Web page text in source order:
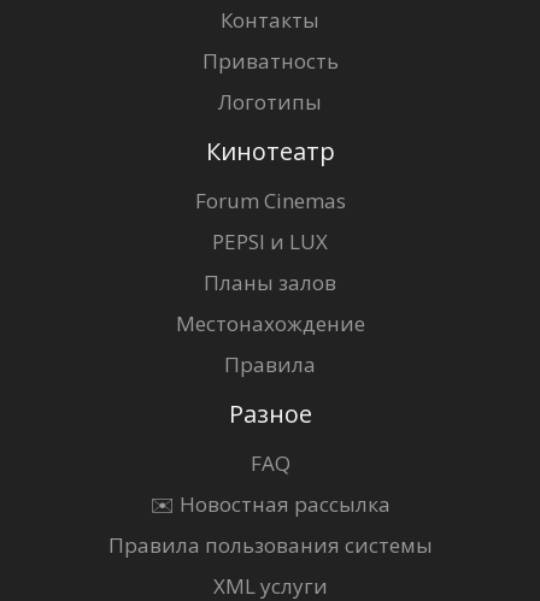
Контакты
Приватность
Логотипы
Кинотеатр
Forum Cinemas
PEPSI и LUX
Планы залов
Местонахождение
Правила
Разное
FAQ
✉️ Новостная рассылка
Правила пользования системы
XML услуги